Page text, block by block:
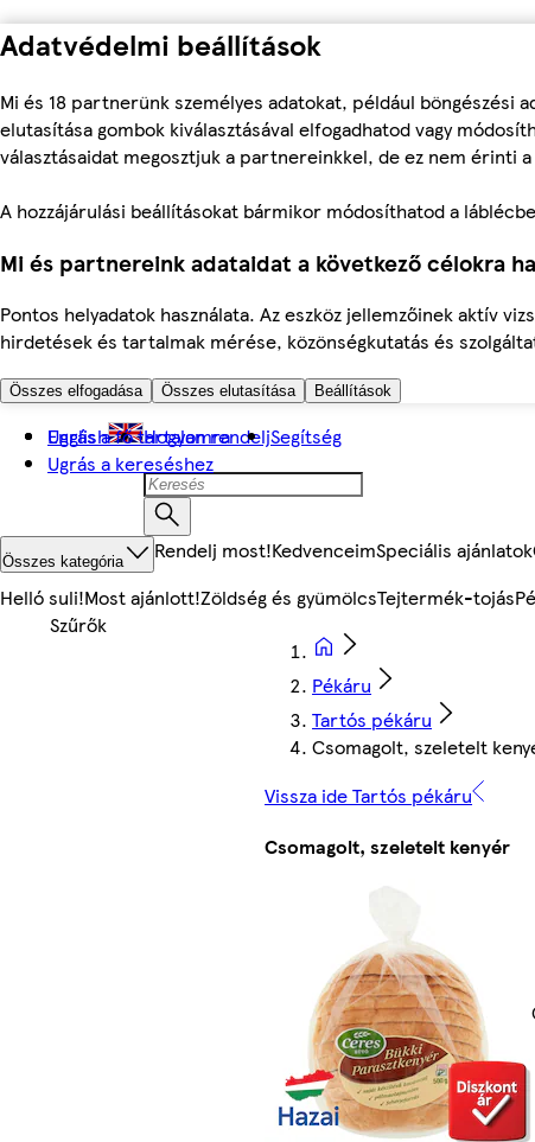
Adatvédelmi beállítások
Mi és 18 partnerünk személyes adatokat, például böngészési
elutasítása gombok kiválasztásával elfogadhatod vagy
választásaidat megosztjuk a partnereinkkel, de ez nem érinti
A hozzájárulási beállításokat bármikor módosíthatod a
Mi és partnereink adataidat a következő célokra
Pontos helyadatok használata. Az eszköz jellemzőinek aktív
hirdetések és tartalmak mérése, közönségkutatás és
Összes elfogadása Összes elutasítása Beállítások
Ugrás a fő tartalomra
Ugrás a kereséshez
English Hogyan rendeljSegítség
Összes kategória Rendelj most!KedvenceimSpeciális ajánlatok
Helló suli!Most ajánlott!Zöldség és gyümölcsTejtermék-tojás
Pékáru
Tartós pékáru
Csomagolt, szeletelt
Vissza ide Tartós pékáru
Csomagolt, szeletelt kenyér